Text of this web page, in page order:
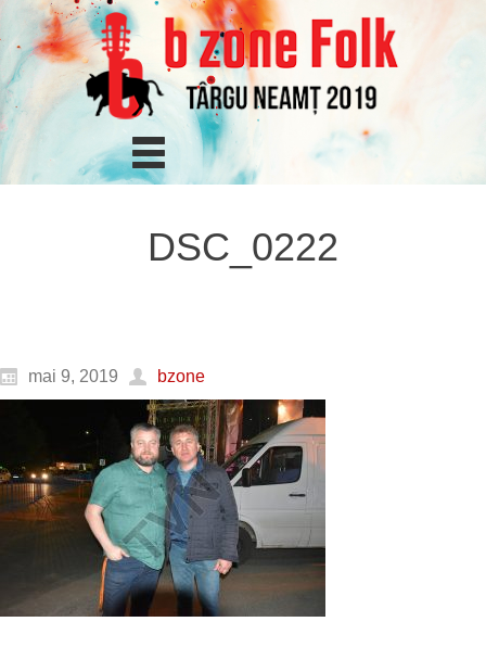
DSC_0222
mai 9, 2019 bzone